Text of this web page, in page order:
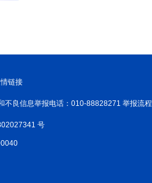
链接
不良信息举报电话：010-88828271 举报流程
号